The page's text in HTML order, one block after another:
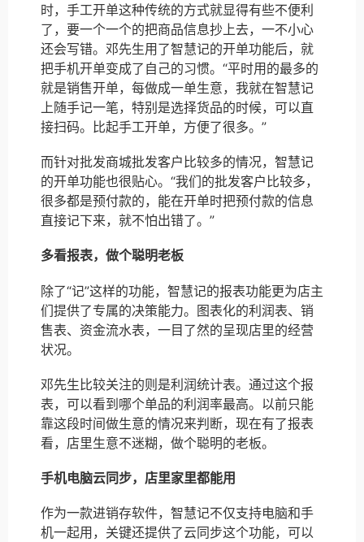
时，手工开单这种传统的方式就显得有些不便利
了，要一个一个的把商品信息抄上去，一不小心
还会写错。邓先生用了智慧记的开单功能后，就
把手机开单变成了自己的习惯。“平时用的最多的
就是销售开单，每做成一单生意，我就在智慧记
上随手记一笔，特别是选择货品的时候，可以直
接扫码。比起手工开单，方便了很多。”
而针对批发商城批发客户比较多的情况，智慧记
的开单功能也很贴心。“我们的批发客户比较多，
很多都是预付款的，能在开单时把预付款的信息
直接记下来，就不怕出错了。”
多看报表，做个聪明老板
除了“记”这样的功能，智慧记的报表功能更为店主
们提供了专属的决策能力。图表化的利润表、销
售表、资金流水表，一目了然的呈现店里的经营
状况。
邓先生比较关注的则是利润统计表。通过这个报
表，可以看到哪个单品的利润率最高。以前只能
靠这段时间做生意的情况来判断，现在有了报表
看，店里生意不迷糊，做个聪明的老板。
手机电脑云同步，店里家里都能用
作为一款进销存软件，智慧记不仅支持电脑和手
机一起用，关键还提供了云同步这个功能，可以